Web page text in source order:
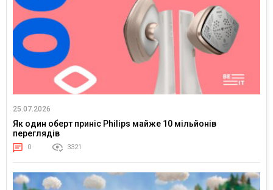
25.07.2026
Як один оберт приніс Philips майже 10 мільйонів
переглядів
0 3321